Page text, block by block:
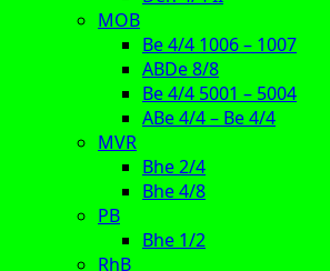
MOB
Be 4/4 1006 – 1007
ABDe 8/8
Be 4/4 5001 – 5004
ABe 4/4 – Be 4/4
MVR
Bhe 2/4
Bhe 4/8
PB
Bhe 1/2
RhB